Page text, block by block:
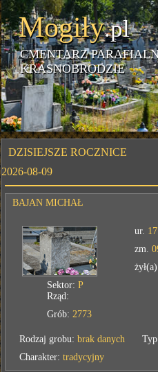
Mogiły.pl
CMENTARZ
KRASNOBRODZIE
DZISIEJSZE ROCZNICE
2026-08-09
BAJAN MICHAŁ
ur.
zm.
Sektor:P
Rząd:
Grób:2773
Rodzaj grobu:brak danych
Charakter:tradycyjny